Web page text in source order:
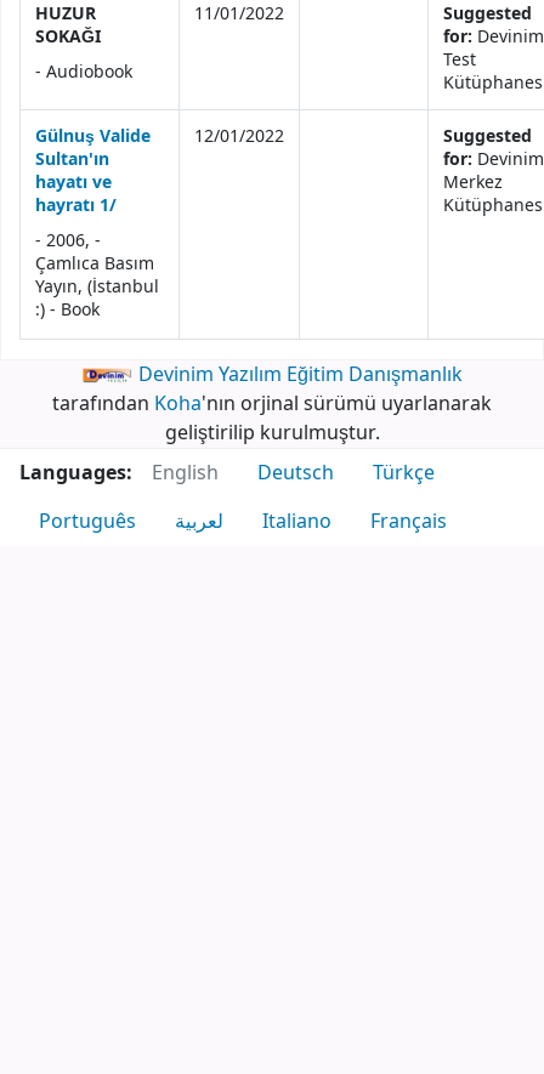
HUZUR
SOKAĞI
- Audiobook
11/01/2022
Suggested
for: Devinim
Test
Gülnuş Valide
Sultan'ın
hayatı ve
hayratı 1/
- 2006, -
Çamlıca Basım
Yayın, (İstanbul
:) - Book
12/01/2022
Suggested
for: Devinim
Merkez
Devinim Yazılım Eğitim Danışmanlık
tarafından Koha'nın orjinal sürümü uyarlanarak
geliştirilip kurulmuştur.
Languages:
English Deutsch
Türkçe
Português
لعربية Italiano Français